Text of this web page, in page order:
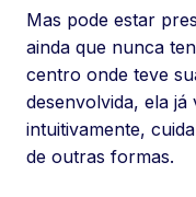
Mas pode estar
ainda que nunca
centro onde teve
desenvolvida, ela já
intuitivamente,
de outras formas.